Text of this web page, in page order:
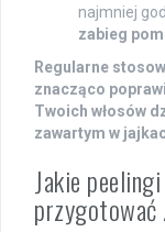
najmniej
zabieg
Regularne
znacząco
Twoich włosów
zawartym w
Jakie